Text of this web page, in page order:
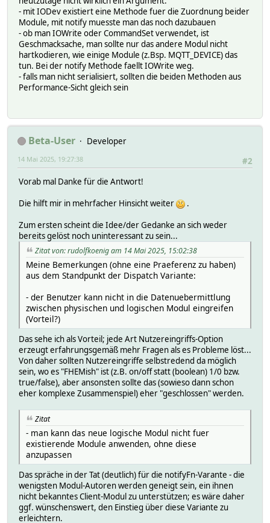
- mit IODev existiert eine Methode fuer die Zuordnung beider
Module, mit notify muesste man das noch dazubauen
- ob man IOWrite oder CommandSet verwendet, ist
Geschmacksache, man sollte nur das andere Modul nicht
hartkodieren, wie einige Module (z.Bsp. MQTT_DEVICE) das
tun. Bei der notify Methode faellt IOWrite weg.
- falls man nicht serialisiert, sollten die beiden Methoden aus
Performance-Sicht gleich sein
Beta-User
Developer
#2
14 Mai 2025, 19:27:38
Vorab mal Danke für die Antwort!
Die hilft mir in mehrfacher Hinsicht weiter
.
Zum ersten scheint die Idee/der Gedanke an sich weder
bereits gelöst noch uninteressant zu sein...
Zitat von: rudolfkoenig am 14 Mai 2025, 15:02:38
Meine Bemerkungen (ohne eine Praeferenz zu haben)
aus dem Standpunkt der Dispatch Variante:
- der Benutzer kann nicht in die Datenuebermittlung
zwischen physischen und logischen Modul eingreifen
(Vorteil?)
Das sehe ich als Vorteil; jede Art Nutzereingriffs-Option
erzeugt erfahrungsgemäß mehr Fragen als es Probleme löst...
Von daher sollten Nutzereingriffe selbstredend da möglich
sein, wo es "FHEMish" ist (z.B. on/off statt (boolean) 1/0 bzw.
true/false), aber ansonsten sollte das (sowieso dann schon
eher komplexe Zusammenspiel) eher "geschlossen" werden.
Zitat
- man kann das neue logische Modul nicht fuer
existierende Module anwenden, ohne diese
anzupassen
Das spräche in der Tat (deutlich) für die notifyFn-Varante - die
wenigsten Modul-Autoren werden geneigt sein, ein ihnen
nicht bekanntes Client-Modul zu unterstützen; es wäre daher
ggf. wünschenswert, den Einstieg über diese Variante zu
erleichtern.